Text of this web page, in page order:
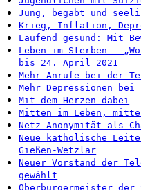
Jung, begabt und
Krieg, Inflation,
Laufend gesund: Mit
Leben im Sterben –
bis 24. April 2021
Mehr Anrufe bei der
Mehr Depressionen bei
Mit dem Herzen dabei
Mitten im Leben,
Netz-Anonymität als
Neue katholische
Gießen-Wetzlar
Neuer Vorstand der
gewählt
Oberbürgermeister